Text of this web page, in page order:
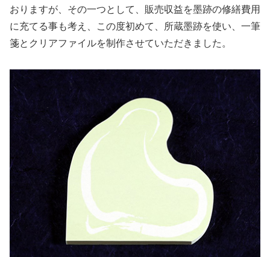
おりますが、その一つとして、販売収益を墨跡の修繕費用
に充てる事も考え、この度初めて、所蔵墨跡を使い、一筆
箋とクリアファイルを制作させていただきました。